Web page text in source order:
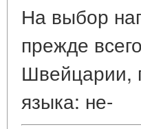
На выбор
прежде
Швейцарии,
языка: не-